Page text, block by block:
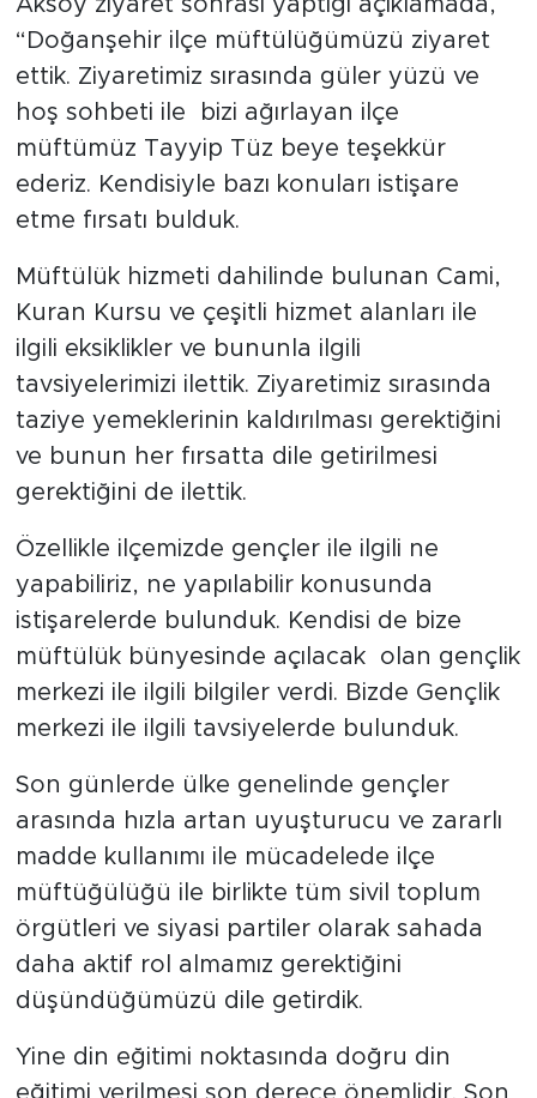
“Doğanşehir ilçe müftülüğümüzü ziyaret
ettik. Ziyaretimiz sırasında güler yüzü ve
hoş sohbeti ile bizi ağırlayan ilçe
müftümüz Tayyip Tüz beye teşekkür
ederiz. Kendisiyle bazı konuları istişare
etme fırsatı bulduk.
Müftülük hizmeti dahilinde bulunan Cami,
Kuran Kursu ve çeşitli hizmet alanları ile
ilgili eksiklikler ve bununla ilgili
tavsiyelerimizi ilettik. Ziyaretimiz sırasında
taziye yemeklerinin kaldırılması gerektiğini
ve bunun her fırsatta dile getirilmesi
gerektiğini de ilettik.
Özellikle ilçemizde gençler ile ilgili ne
yapabiliriz, ne yapılabilir konusunda
istişarelerde bulunduk. Kendisi de bize
müftülük bünyesinde açılacak olan gençlik
merkezi ile ilgili bilgiler verdi. Bizde Gençlik
merkezi ile ilgili tavsiyelerde bulunduk.
Son günlerde ülke genelinde gençler
arasında hızla artan uyuşturucu ve zararlı
madde kullanımı ile mücadelede ilçe
müftüğülüğü ile birlikte tüm sivil toplum
örgütleri ve siyasi partiler olarak sahada
daha aktif rol almamız gerektiğini
düşündüğümüzü dile getirdik.
Yine din eğitimi noktasında doğru din
eğitimi verilmesi son derece önemlidir. Son
Doğanşehir
Hekimhan
Kale
Pütürge
Magazin
Sinema
Siyaset